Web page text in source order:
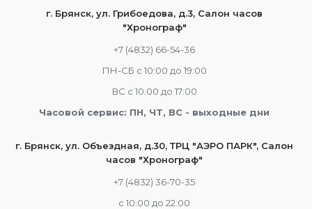
г. Брянск, ул. Грибоедова, д.3, Салон часов
"Хронограф"
+7 (4832) 66-54-36
ПН-СБ с 10:00 до 19:00
ВС с 10:00 до 17:00
Часовой сервис: ПН, ЧТ, ВС - выходные дни
г. Брянск, ул. Объездная, д.30, ТРЦ "АЭРО ПАРК", Салон
часов "Хронограф"
+7 (4832) 36-70-35
c 10:00 до 22:00